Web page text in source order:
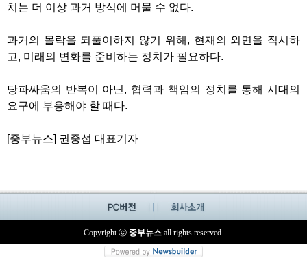
치는 더 이상 과거 방식에 머물 수 없다.
과거의 몰락을 되풀이하지 않기 위해 , 현재의 외면을 직시하
고, 미래의 변화를 준비하는 정치가 필요하다.
당파싸움의 반복이 아닌, 협력과 책임의 정치를 통해 시대의
요구에 부응해야 할 때다.
[중부뉴스] 권중섭 대표기자
Copyright ⓒ 중부뉴스 all rights reserved.